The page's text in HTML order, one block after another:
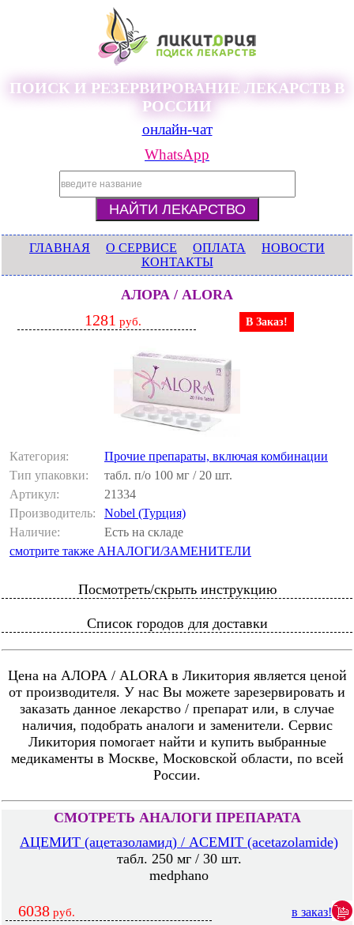
ПОИСК И РЕЗЕРВИРОВАНИЕ ЛЕКАРСТВ В
РОССИИ
онлайн-чат
WhatsApp
ГЛАВНАЯ О СЕРВИСЕ ОПЛАТА
НОВОСТИ
КОНТАКТЫ
АЛОРА / ALORA
1281 руб. В Заказ!
Категория:
Прочие препараты, включая комбинации
Тип упаковки:
табл. п/о 100 мг / 20 шт.
Артикул:
21334
Производитель:
Nobel (Турция)
Наличие:
Есть на складе
смотрите также АНАЛОГИ/ЗАМЕНИТЕЛИ
Посмотреть/скрыть инструкцию
Список городов для доставки
Цена на АЛОРА / ALORA в Ликитория является ценой
от производителя. У нас Вы можете зарезервировать и
заказать данное лекарство / препарат или, в случае
наличия, подобрать аналоги и заменители. Сервис
Ликитория помогает найти и купить выбранные
медикаменты в Москве, Московской области, по всей
России.
СМОТРЕТЬ АНАЛОГИ ПРЕПАРАТА
АЦЕМИТ (ацетазоламид) / ACEMIT (acetazolamide)
табл. 250 мг / 30 шт.
medphano
6038 руб. в заказ!